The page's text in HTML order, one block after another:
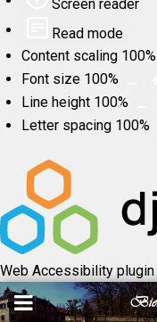
Screen reader
Read mode
Content scaling 100%
Font size 100%
Line height 100%
Letter spacing 100%
Web Accessibility plugin